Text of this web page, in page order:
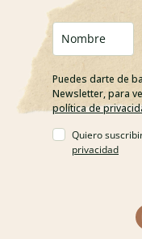
Puedes darte de
Newsletter, para
política de
Quiero
privacidad